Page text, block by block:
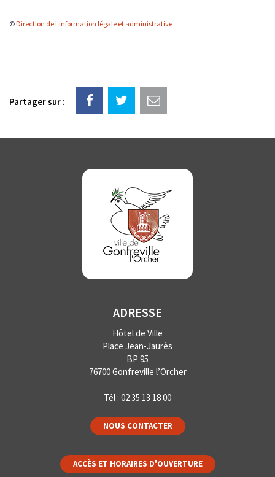
© Direction de l'information légale et administrative
Partager sur :
ADRESSE
Hôtel de Ville
Place Jean-Jaurès
BP 95
76700 Gonfreville l’Orcher
Tél : 02 35 13 18 00
NOUS CONTACTER
ACCÈS ET HORAIRES D'OUVERTURE